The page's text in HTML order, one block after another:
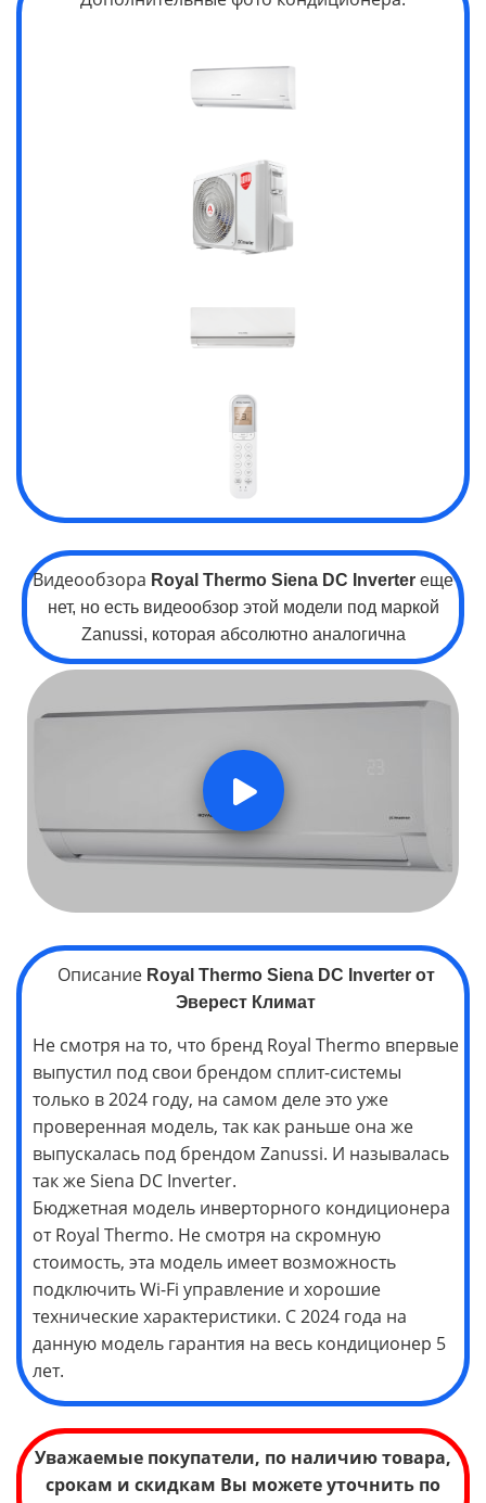
Видеообзора Royal Thermo Siena DC Inverter еще
нет, но есть видеообзор этой модели под маркой
Zanussi, которая абсолютно аналогична
Описание Royal Thermo Siena DC Inverter от
Эверест Климат
Не смотря на то, что бренд Royal Thermo впервые
выпустил под свои брендом сплит-системы
только в 2024 году, на самом деле это уже
проверенная модель, так как раньше она же
выпускалась под брендом Zanussi. И называлась
так же Siena DC Inverter.
Бюджетная модель инверторного кондиционера
от Royal Thermo. Не смотря на скромную
стоимость, эта модель имеет возможность
подключить Wi-Fi управление и хорошие
технические характеристики. С 2024 года на
данную модель гарантия на весь кондиционер 5
лет.
Уважаемые покупатели, по наличию товара,
срокам и скидкам Вы можете уточнить по